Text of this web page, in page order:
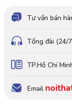
Tư vấn bán
Tổng đài (24/
TP.Hồ Chí
Email